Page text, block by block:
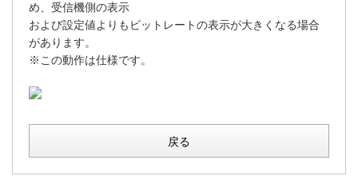
め、受信機側の表示
および設定値よりもビットレートの表示が大きくなる場合
があります。
※この動作は仕様です。
戻る